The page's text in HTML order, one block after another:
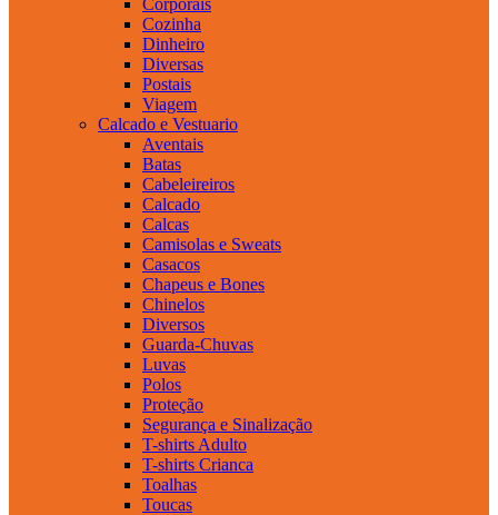
Cozinha
Dinheiro
Diversas
Postais
Viagem
Calcado e Vestuario
Aventais
Batas
Cabeleireiros
Calcado
Calcas
Camisolas e Sweats
Casacos
Chapeus e Bones
Chinelos
Diversos
Guarda-Chuvas
Luvas
Polos
Proteção
Segurança e Sinalização
T-shirts Adulto
T-shirts Crianca
Toalhas
Toucas